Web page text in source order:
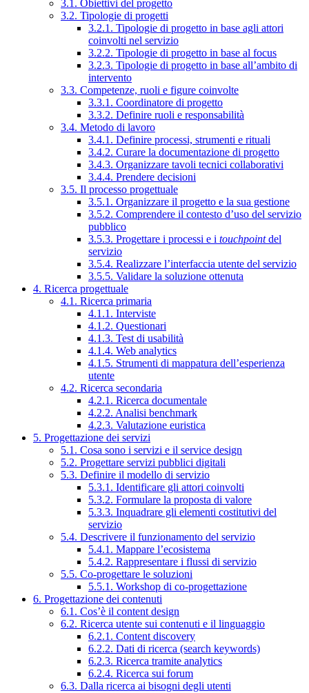
3.1. Obiettivi del progetto
3.2. Tipologie di progetti
3.2.1. Tipologie di progetto in base agli attori
coinvolti nel servizio
3.2.2. Tipologie di progetto in base al focus
3.2.3. Tipologie di progetto in base all’ambito di
intervento
3.3. Competenze, ruoli e figure coinvolte
3.3.1. Coordinatore di progetto
3.3.2. Definire ruoli e responsabilità
3.4. Metodo di lavoro
3.4.1. Definire processi, strumenti e rituali
3.4.2. Curare la documentazione di progetto
3.4.3. Organizzare tavoli tecnici collaborativi
3.4.4. Prendere decisioni
3.5. Il processo progettuale
3.5.1. Organizzare il progetto e la sua gestione
3.5.2. Comprendere il contesto d’uso del servizio
pubblico
3.5.3. Progettare i processi e i touchpointdel
servizio
3.5.4. Realizzare l’interfaccia utente del servizio
3.5.5. Validare la soluzione ottenuta
4. Ricerca progettuale
4.1. Ricerca primaria
4.1.1. Interviste
4.1.2. Questionari
4.1.3. Test di usabilità
4.1.4. Web analytics
4.1.5. Strumenti di mappatura dell’esperienza
utente
4.2. Ricerca secondaria
4.2.1. Ricerca documentale
4.2.2. Analisi benchmark
4.2.3. Valutazione euristica
5. Progettazione dei servizi
5.1. Cosa sono i servizi e il service design
5.2. Progettare servizi pubblici digitali
5.3. Definire il modello di servizio
5.3.1. Identificare gli attori coinvolti
5.3.2. Formulare la proposta di valore
5.3.3. Inquadrare gli elementi costitutivi del
servizio
5.4. Descrivere il funzionamento del servizio
5.4.1. Mappare l’ecosistema
5.4.2. Rappresentare i flussi di servizio
5.5. Co-progettare le soluzioni
5.5.1. Workshop di co-progettazione
6. Progettazione dei contenuti
6.1. Cos’è il content design
6.2. Ricerca utente sui contenuti e il linguaggio
6.2.1. Content discovery
6.2.2. Dati di ricerca (search keywords)
6.2.3. Ricerca tramite analytics
6.2.4. Ricerca sui forum
6.3. Dalla ricerca ai bisogni degli utenti